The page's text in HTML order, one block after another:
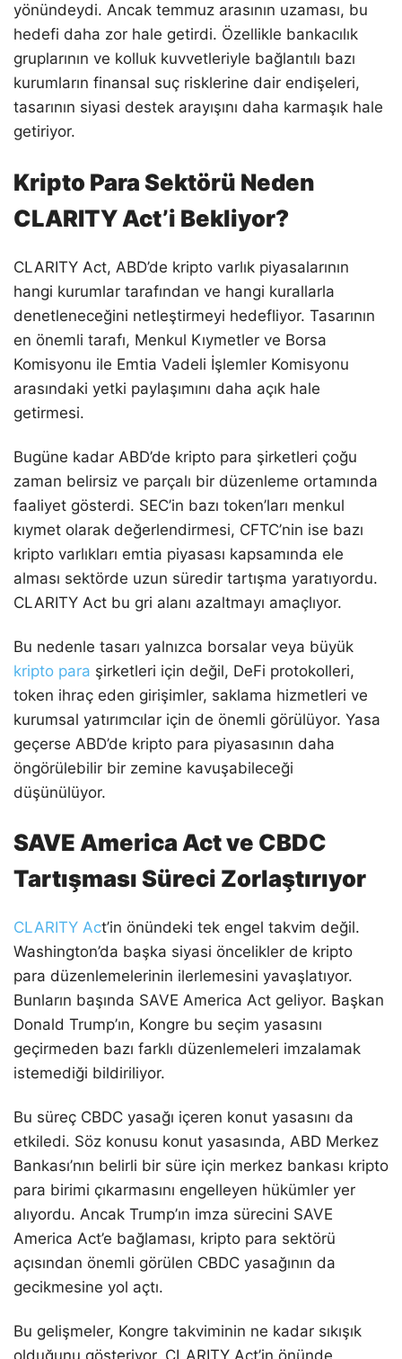
yönündeydi. Ancak temmuz arasının uzaması, bu
hedefi daha zor hale getirdi. Özellikle bankacılık
gruplarının ve kolluk kuvvetleriyle bağlantılı bazı
kurumların finansal suç risklerine dair endişeleri,
tasarının siyasi destek arayışını daha karmaşık hale
getiriyor.
Kripto Para Sektörü Neden
CLARITY Act’i Bekliyor?
CLARITY Act, ABD’de kripto varlık piyasalarının
hangi kurumlar tarafından ve hangi kurallarla
denetleneceğini netleştirmeyi hedefliyor. Tasarının
en önemli tarafı, Menkul Kıymetler ve Borsa
Komisyonu ile Emtia Vadeli İşlemler Komisyonu
arasındaki yetki paylaşımını daha açık hale
getirmesi.
Bugüne kadar ABD’de kripto para şirketleri çoğu
zaman belirsiz ve parçalı bir düzenleme ortamında
faaliyet gösterdi. SEC’in bazı token’ları menkul
kıymet olarak değerlendirmesi, CFTC’nin ise bazı
kripto varlıkları emtia piyasası kapsamında ele
alması sektörde uzun süredir tartışma yaratıyordu.
CLARITY Act bu gri alanı azaltmayı amaçlıyor.
Bu nedenle tasarı yalnızca borsalar veya büyük
kripto para şirketleri için değil, DeFi protokolleri,
token ihraç eden girişimler, saklama hizmetleri ve
kurumsal yatırımcılar için de önemli görülüyor. Yasa
geçerse ABD’de kripto para piyasasının daha
öngörülebilir bir zemine kavuşabileceği
düşünülüyor.
SAVE America Act ve CBDC
Tartışması Süreci Zorlaştırıyor
CLARITY Act’in önündeki tek engel takvim değil.
Washington’da başka siyasi öncelikler de kripto
para düzenlemelerinin ilerlemesini yavaşlatıyor.
Bunların başında SAVE America Act geliyor. Başkan
Donald Trump’ın, Kongre bu seçim yasasını
geçirmeden bazı farklı düzenlemeleri imzalamak
istemediği bildiriliyor.
Bu süreç CBDC yasağı içeren konut yasasını da
etkiledi. Söz konusu konut yasasında, ABD Merkez
Bankası’nın belirli bir süre için merkez bankası kripto
para birimi çıkarmasını engelleyen hükümler yer
alıyordu. Ancak Trump’ın imza sürecini SAVE
America Act’e bağlaması, kripto para sektörü
açısından önemli görülen CBDC yasağının da
gecikmesine yol açtı.
Bu gelişmeler, Kongre takviminin ne kadar sıkışık